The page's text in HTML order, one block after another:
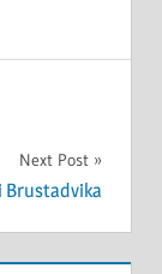
Next Post
Brustadvika